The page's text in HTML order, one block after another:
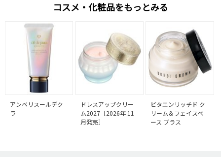
コスメ・化粧品をもっとみる
アンベリスールデク
ラ
ドレスアップクリー
ム2027［2026年 11
月発売］
ビタエンリッチド ク
リーム＆フェイスベ
ース プラス